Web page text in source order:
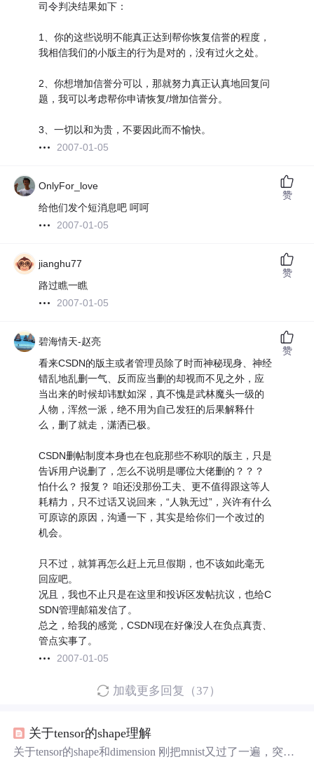
司令判决结果如下：
1、你的这些说明不能真正达到帮你恢复信誉的程度，
我相信我们的小版主的行为是对的，没有过火之处。
2、你想增加信誉分可以，那就努力真正认真地回复问
题，我可以考虑帮你申请恢复/增加信誉分。
3、一切以和为贵，不要因此而不愉快。
2007-01-05
OnlyFor_love
给他们发个短消息吧 呵呵
2007-01-05
赞
jianghu77
路过瞧一瞧
2007-01-05
赞
碧海情天-赵亮
看来CSDN的版主或者管理员除了时而神秘现身、神经
错乱地乱删一气、反而应当删的却视而不见之外，应
当出来的时候却讳默如深，真不愧是武林魔头一级的
人物，浑然一派，绝不用为自己发狂的后果解释什
么，删了就走，潇洒已极。
CSDN删帖制度本身也在包庇那些不称职的版主，只是
告诉用户说删了，怎么不说明是哪位大佬删的？？？
怕什么？ 报复？ 咱还没那份工夫、更不值得跟这等人
耗精力，只不过话又说回来，“人孰无过”，兴许有什么
可原谅的原因，沟通一下，其实是给你们一个改过的
机会。
只不过，就算再怎么赶上元旦假期，也不该如此毫无
回应吧。
况且，我也不止只是在这里和投诉区发帖抗议，也给C
SDN管理邮箱发信了。
总之，给我的感觉，CSDN现在好像没人在负点真责、
管点实事了。
2007-01-05
赞
加载更多回复（37）
关于tensor的shape理解
关于tensor的shape和dimension 刚把mnist又过了一遍，突然